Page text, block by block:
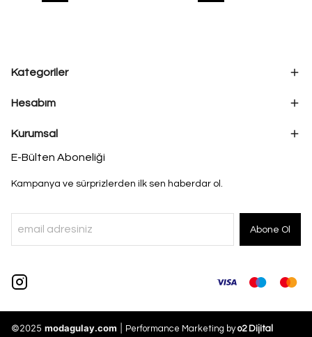
Kategoriler
Hesabım
Kurumsal
E-Bülten Aboneliği
Kampanya ve sürprizlerden ilk sen haberdar ol.
Abone Ol
©2025 modagulay.com Performance Marketing byo2 Dijital